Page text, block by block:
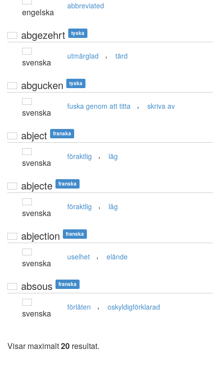
engelska
abbreviated
abgezehrt tyska
svenska
utmärglad , tärd
abgucken tyska
svenska
fuska genom att titta , skriva av
abject franska
svenska
föraktlig , låg
abjecte franska
svenska
föraktlig , låg
abjection franska
svenska
uselhet , elände
absous franska
svenska
förlåten , oskyldigförklarad
Visar maximalt20 resultat.